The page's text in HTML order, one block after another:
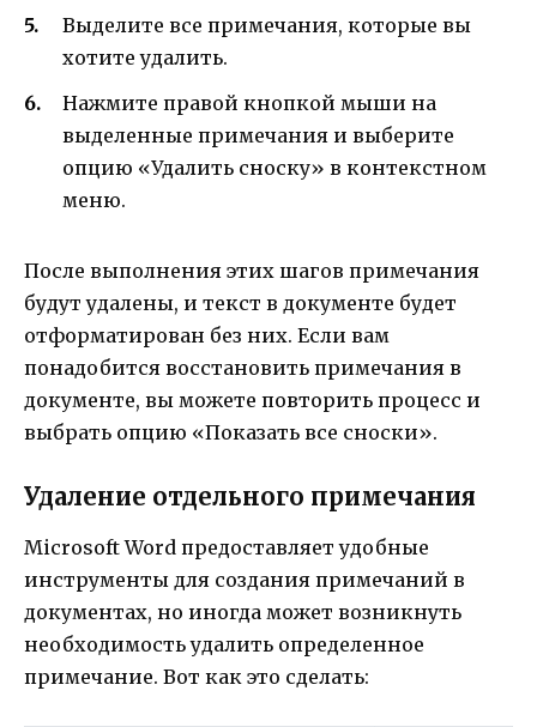
Выделите все примечания, которые вы
хотите удалить.
Нажмите правой кнопкой мыши на
выделенные примечания и выберите
опцию «Удалить сноску» в контекстном
меню.
После выполнения этих шагов примечания
будут удалены, и текст в документе будет
отформатирован без них. Если вам
понадобится восстановить примечания в
документе, вы можете повторить процесс и
выбрать опцию «Показать все сноски».
Удаление отдельного примечания
Microsoft Word предоставляет удобные
инструменты для создания примечаний в
документах, но иногда может возникнуть
необходимость удалить определенное
примечание. Вот как это сделать: